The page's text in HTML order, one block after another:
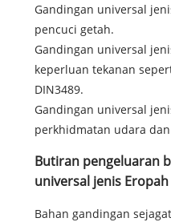
Gandingan universal
pencuci getah.
Gandingan universal
keperluan tekanan
DIN3489.
Gandingan universal
perkhidmatan udara
Butiran pengeluaran
universal jenis Eropah
Bahan gandingan